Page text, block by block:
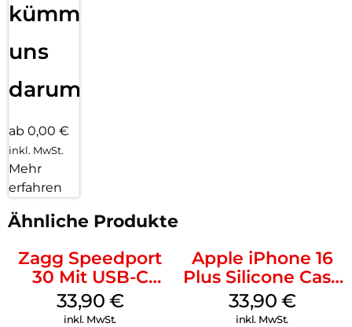
kümmern
uns
darum!
ab 0,00 €
inkl. MwSt.
Mehr
erfahren
Ähnliche Produkte
Zagg Speedport
30 Mit USB-C
Kabel Weiß
33,90 €
inkl. MwSt.
Apple iPhone 16
Plus Silicone Case
MagSafe Lake
Green
33,90 €
inkl. MwSt.